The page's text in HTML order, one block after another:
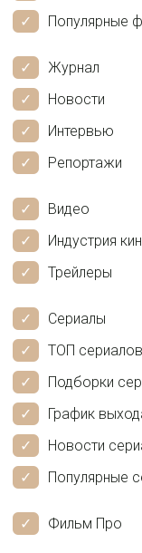
Популярные
Журнал
Новости
Интервью
Репортажи
Видео
Индустрия
Трейлеры
Сериалы
ТОП сериалов
Подборки
График
Новости
Популярные
Фильм Про